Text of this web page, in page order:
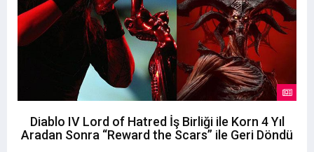
Diablo IV Lord of Hatred İş Birliği ile Korn 4 Yıl
Aradan Sonra “Reward the Scars” ile Geri Döndü